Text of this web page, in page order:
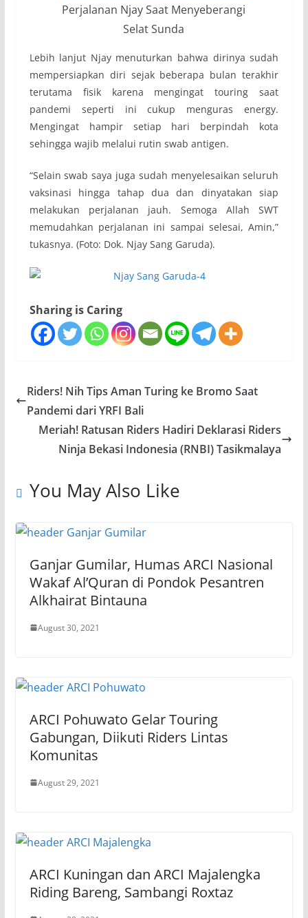
Perjalanan Njay Saat Menyeberangi
Selat Sunda
Lebih lanjut Njay menuturkan bahwa dirinya sudah
mempersiapkan diri sejak beberapa bulan terakhir
terutama fisik karena mengingat touring saat
pandemi seperti ini cukup menguras energy.
Mengingat hampir setiap hari berpindah kota
sehingga wajib melalui rutin swab antigen.
“Selain swab saya juga sudah menyelesaikan seluruh
vaksinasi hingga tahap dua dan dinyatakan siap
melakukan perjalanan jauh. Semoga Allah SWT
memudahkan perjalanan ini sampai selesai, Amin,”
tukasnya. (Foto: Dok. Njay Sang Garuda).
Sharing is Caring
Riders! Nih Tips Aman Turing ke Bromo Saat
Pandemi dari YRFI Bali
Meriah! Ratusan Riders Hadiri Deklarasi Riders
Ninja Bekasi Indonesia (RNBI) Tasikmalaya
You May Also Like
Ganjar Gumilar, Humas ARCI Nasional
Wakaf Al’Quran di Pondok Pesantren
Alkhairat Bintauna
August 30, 2021
ARCI Pohuwato Gelar Touring
Gabungan, Diikuti Riders Lintas
Komunitas
August 29, 2021
ARCI Kuningan dan ARCI Majalengka
Riding Bareng, Sambangi Roxtaz